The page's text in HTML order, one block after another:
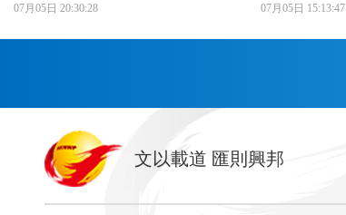
07月05日 20:30:28 07月05日 15:13:47
首頁
香港
神州
灣區生活 灣區企業 灣區文化
文以載道 匯則興邦